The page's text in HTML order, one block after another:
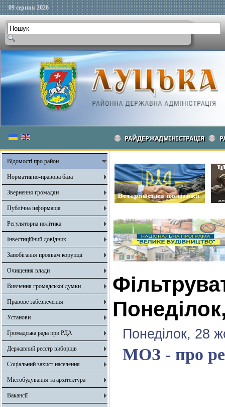
09 серпня 2026
РАЙДЕРЖАДМІНІСТРАЦІЯ
Відомості про район
Нормативно-правова база
Звернення громадян
Публічна інформація
Регуляторна політика
Інвестиційний довідник
Запобігання проявам корупції
Очищення влади
Вивчення громадської думки
Правове забезпечення
Установи
Громадська рада при РДА
Державний реєстр виборців
Соціальний захист населення
Містобудування та архітектура
Вакансії
Понеділок, 28
МОЗ - про